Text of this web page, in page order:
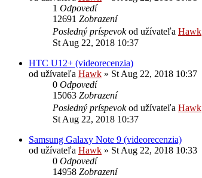
1 Odpovedí
12691 Zobrazení
Posledný príspevokod užívateľa Hawk
St Aug 22, 2018 10:37
HTC U12+ (videorecenzia)
od užívateľa Hawk » St Aug 22, 2018 10:37
0 Odpovedí
15063 Zobrazení
Posledný príspevokod užívateľa Hawk
St Aug 22, 2018 10:37
Samsung Galaxy Note 9 (videorecenzia)
od užívateľa Hawk » St Aug 22, 2018 10:33
0 Odpovedí
14958 Zobrazení